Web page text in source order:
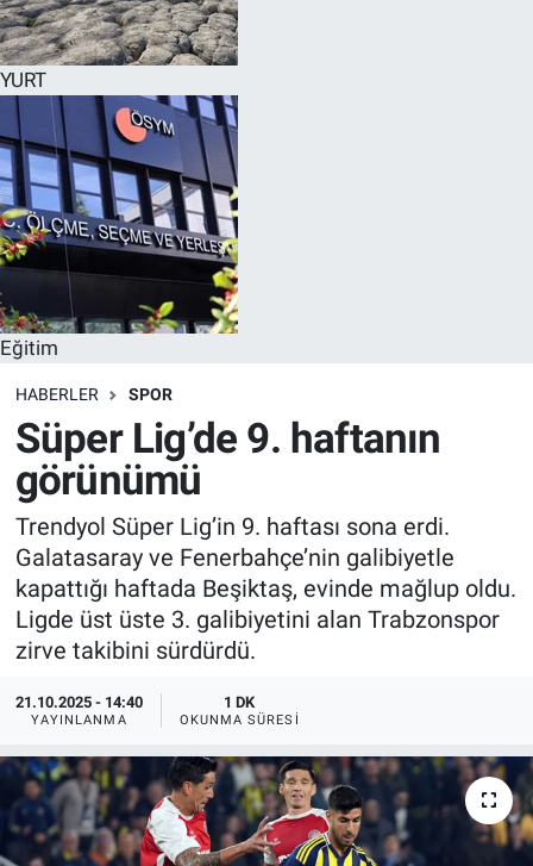
YURT
Eğitim
HABERLER SPOR
Süper Lig’de 9. haftanın
görünümü
Trendyol Süper Lig’in 9. haftası sona erdi.
Galatasaray ve Fenerbahçe’nin galibiyetle
kapattığı haftada Beşiktaş, evinde mağlup oldu.
Ligde üst üste 3. galibiyetini alan Trabzonspor
zirve takibini sürdürdü.
21.10.2025 - 14:40
YAYINLANMA
1 DK
OKUNMA SÜRESI